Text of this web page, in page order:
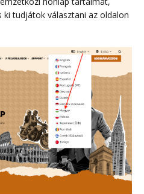
tudjátok választani az oldalon